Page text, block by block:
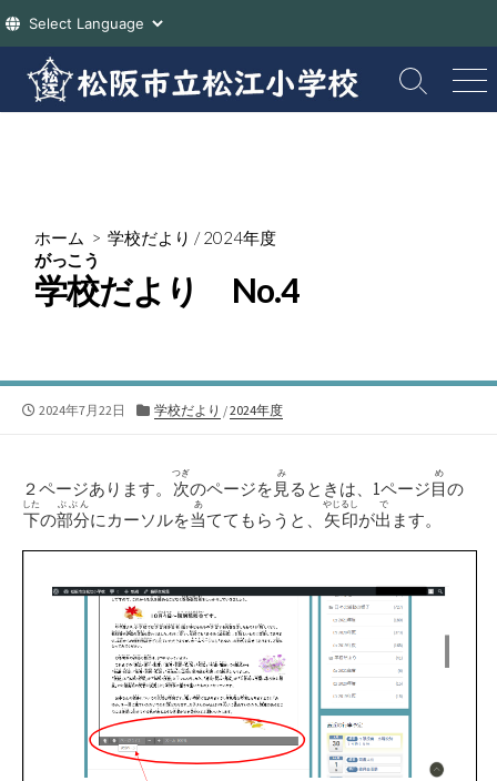
テ
検
索
メ
ニ
ホーム > 学校だより /2024年度
学校
がっこう
だより No.4
公
2024年7月22日
カ
ー
学校だより /2024年度
２ページあります。 次
つぎ
のページを 見
み
るときは、1ページ目
め
の
下
した
の部分
ぶぶん
にカーソルを当
あ
ててもらうと、 矢印
やじるし
が出
で
ます。